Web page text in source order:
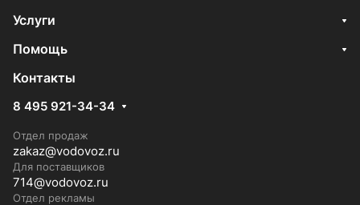
Услуги
Помощь
Контакты
8 495 921-34-34
Отдел продаж
zakaz@vodovoz.ru
Для поставщиков
714@vodovoz.ru
Отдел рекламы